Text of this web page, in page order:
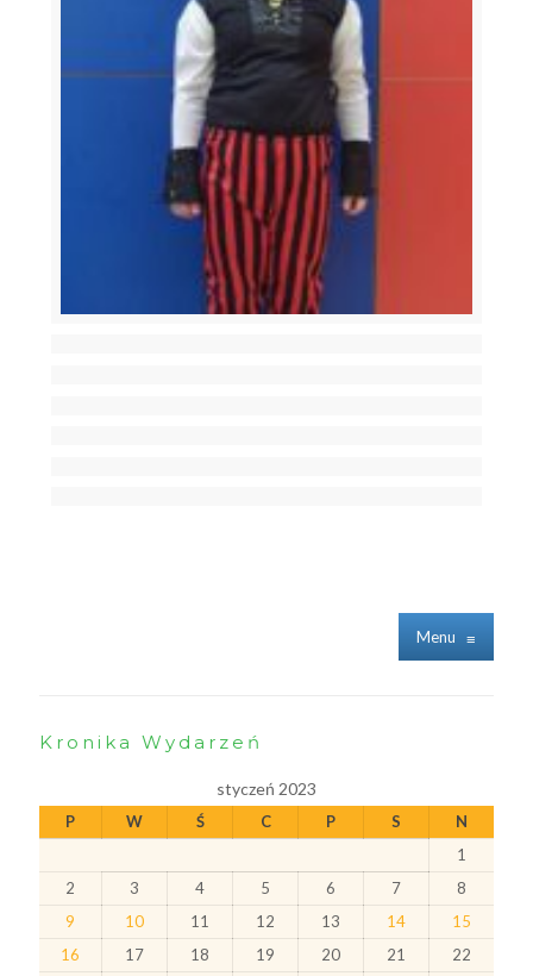
Menu ≡
Kronika Wydarzeń
styczeń 2023
P W Ś C P S
N
1
2
3 4 5 6 7
8
9
10 11 12 13 14
15
16
17 18 19 20 21
22